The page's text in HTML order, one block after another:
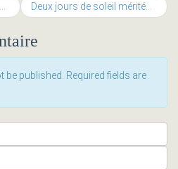
Deux jours de soleil mérités pour Alternatiba
published. Required fields are